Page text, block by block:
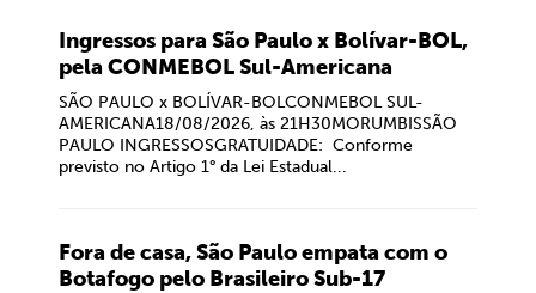
Ingressos para São Paulo x Bolívar-BOL,
pela CONMEBOL Sul-Americana
SÃO PAULO x BOLÍVAR-BOLCONMEBOL SUL-
AMERICANA18/08/2026, às 21H30MORUMBISSÃO
PAULO INGRESSOSGRATUIDADE: Conforme
previsto no Artigo 1° da Lei Estadual...
Fora de casa, São Paulo empata com o
Botafogo pelo Brasileiro Sub-17